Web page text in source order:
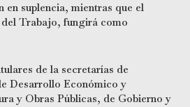
en suplencia, mientras que el
Trabajo, fungirá como
de la secretarías de
Desarrollo Económico y
y Obras Públicas, de Gobierno y